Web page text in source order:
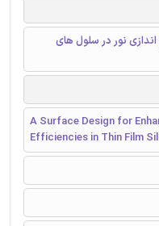
نور در سلول های
A Surface Design for
Efficiencies in Thin Film